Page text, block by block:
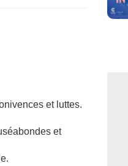
et luttes.
et